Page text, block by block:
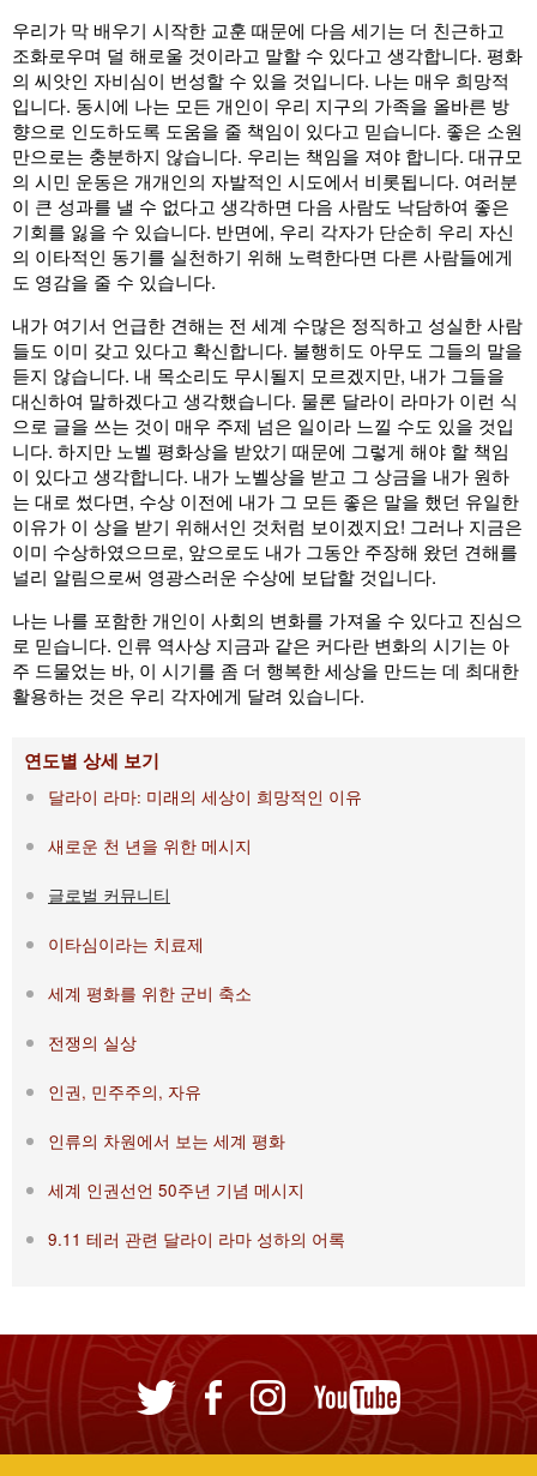
우리가 막 배우기 시작한 교훈 때문에 다음 세기는 더 친근하고
조화로우며 덜 해로울 것이라고 말할 수 있다고 생각합니다. 평화
의 씨앗인 자비심이 번성할 수 있을 것입니다. 나는 매우 희망적
입니다. 동시에 나는 모든 개인이 우리 지구의 가족을 올바른 방
향으로 인도하도록 도움을 줄 책임이 있다고 믿습니다. 좋은 소원
만으로는 충분하지 않습니다. 우리는 책임을 져야 합니다. 대규모
의 시민 운동은 개개인의 자발적인 시도에서 비롯됩니다. 여러분
이 큰 성과를 낼 수 없다고 생각하면 다음 사람도 낙담하여 좋은
기회를 잃을 수 있습니다. 반면에, 우리 각자가 단순히 우리 자신
의 이타적인 동기를 실천하기 위해 노력한다면 다른 사람들에게
도 영감을 줄 수 있습니다.
내가 여기서 언급한 견해는 전 세계 수많은 정직하고 성실한 사람
들도 이미 갖고 있다고 확신합니다. 불행히도 아무도 그들의 말을
듣지 않습니다. 내 목소리도 무시될지 모르겠지만, 내가 그들을
대신하여 말하겠다고 생각했습니다. 물론 달라이 라마가 이런 식
으로 글을 쓰는 것이 매우 주제 넘은 일이라 느낄 수도 있을 것입
니다. 하지만 노벨 평화상을 받았기 때문에 그렇게 해야 할 책임
이 있다고 생각합니다. 내가 노벨상을 받고 그 상금을 내가 원하
는 대로 썼다면, 수상 이전에 내가 그 모든 좋은 말을 했던 유일한
이유가 이 상을 받기 위해서인 것처럼 보이겠지요! 그러나 지금은
이미 수상하였으므로, 앞으로도 내가 그동안 주장해 왔던 견해를
널리 알림으로써 영광스러운 수상에 보답할 것입니다.
나는 나를 포함한 개인이 사회의 변화를 가져올 수 있다고 진심으
로 믿습니다. 인류 역사상 지금과 같은 커다란 변화의 시기는 아
주 드물었는 바, 이 시기를 좀 더 행복한 세상을 만드는 데 최대한
활용하는 것은 우리 각자에게 달려 있습니다.
연도별 상세 보기
달라이 라마: 미래의 세상이 희망적인 이유
새로운 천 년을 위한 메시지
글로벌 커뮤니티
이타심이라는 치료제
세계 평화를 위한 군비 축소
전쟁의 실상
인권, 민주주의, 자유
인류의 차원에서 보는 세계 평화
세계 인권선언 50주년 기념 메시지
9.11 테러 관련 달라이 라마 성하의 어록